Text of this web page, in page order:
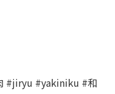
#jiryu #yakiniku #和